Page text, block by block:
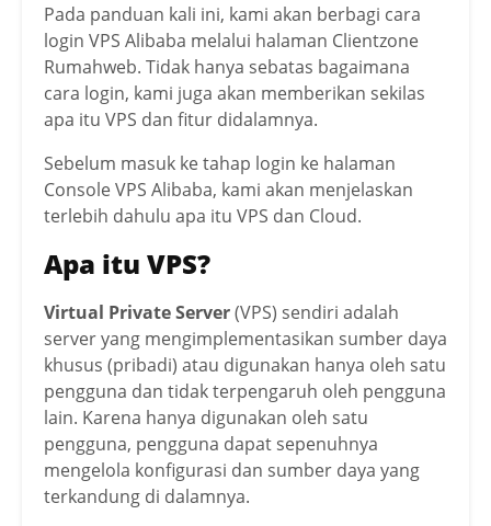
Pada panduan kali ini, kami akan berbagi cara
login VPS Alibaba melalui halaman Clientzone
Rumahweb. Tidak hanya sebatas bagaimana
cara login, kami juga akan memberikan sekilas
apa itu VPS dan fitur didalamnya.
Sebelum masuk ke tahap login ke halaman
Console VPS Alibaba, kami akan menjelaskan
terlebih dahulu apa itu VPS dan Cloud.
Apa itu VPS?
Virtual Private Server(VPS) sendiri adalah
server yang mengimplementasikan sumber daya
khusus (pribadi) atau digunakan hanya oleh satu
pengguna dan tidak terpengaruh oleh pengguna
lain. Karena hanya digunakan oleh satu
pengguna, pengguna dapat sepenuhnya
mengelola konfigurasi dan sumber daya yang
terkandung di dalamnya.